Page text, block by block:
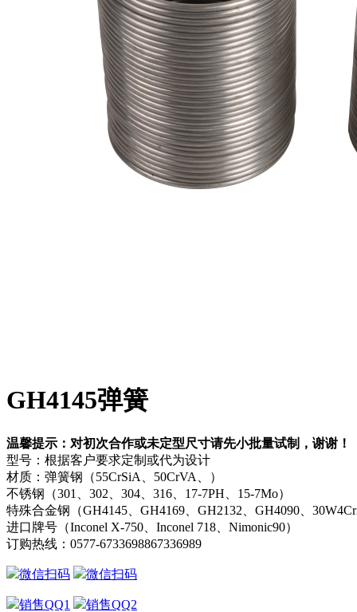
GH4145弹簧
温馨提示：对初次合作或未定型尺寸请先小批量试制，谢谢！
型号：根据客户要求定制或代为设计
材质：弹簧钢（55CrSiA、50CrVA、）
不锈钢（301、302、304、316、17-7PH、15-7Mo）
特殊合金钢（GH4145、GH4169、GH2132、GH4090、
进口牌号（Inconel X-750、Inconel 718、Nimonic90）
订购热线： 0577-6733698867336989
微信扫码 微信扫码
销售QQ1 销售QQ2